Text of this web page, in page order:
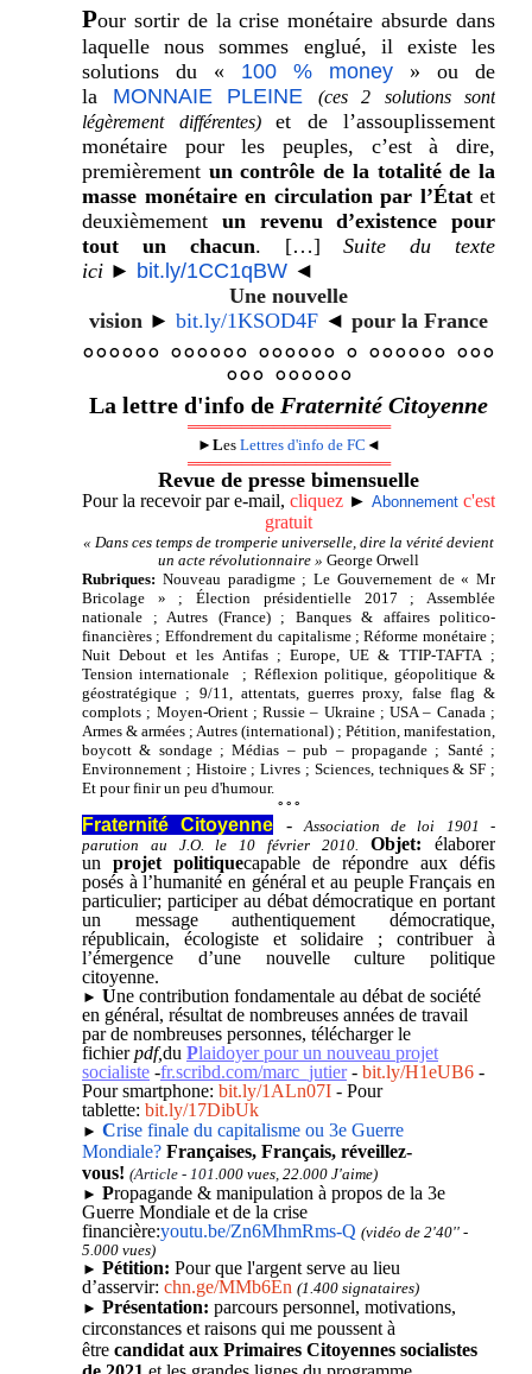
Pour sortir de la crise monétaire absurde dans
laquelle nous sommes englué, il existe les
solutions du « 100 % money » ou de
la MONNAIE PLEINE
(ces 2 solutions sont
légèrement différentes)
et de l’assouplissement
monétaire pour les peuples, c’est à dire,
premièrement un contrôle de la totalité de la
masse monétaire en circulation par l’Étatet
deuxièmement un revenu d’existence pour
tout un chacun. […]Suite du texte
ici ► bit.ly/1CC1qBW ◄
Une nouvelle
vision ► bit.ly/1KSOD4F ◄ pour la France
°°°°°° °°°°°° °°°°°° ° °°°°°° °°°
°°° °°°°°°
La lettre d'info de Fraternité Citoyenne
═══════════════════
► Les Lettres d'info de FC ◄
═══════════════════
Revue de presse bimensuelle
Pour la recevoir par e-mail, cliquez ► Abonnement c'est
gratuit
« Dans ces temps de tromperie universelle, dire la vérité devient
un acte révolutionnaire » George Orwell
Rubriques: Nouveau paradigme ; Le Gouvernement de « Mr
Bricolage » ; Élection présidentielle 2017 ; Assemblée
nationale ; Autres (France) ; Banques & affaires politico-
financières ; Effondrement du capitalisme ; Réforme monétaire ;
Nuit Debout et les Antifas ; Europe, UE & TTIP-TAFTA ;
Tension internationale ; Réflexion politique, géopolitique &
géostratégique ; 9/11, attentats, guerres proxy, false flag &
complots ; Moyen-Orient ; Russie – Ukraine ; USA – Canada ;
Armes & armées ; Autres (international) ; Pétition, manifestation,
boycott & sondage ; Médias – pub – propagande ; Santé ;
Environnement ; Histoire ; Livres ; Sciences, techniques & SF ;
Et pour finir un peu d'humour.
° ° °
Fraternité Citoyenne - Association de loi 1901 -
parution au J.O. le 10 février 2010.
Objet: élaborer
un projet politiquecapable de répondre aux défis
posés à l’humanité en général et au peuple Français en
particulier; participer au débat démocratique en portant
un message authentiquement démocratique,
républicain, écologiste et solidaire ; contribuer à
l’émergence d’une nouvelle culture politique
citoyenne.
► Une contribution fondamentale au débat de société
en général, résultat de nombreuses années de travail
par de nombreuses personnes, télécharger le
fichierpdf,du Plaidoyer pour un nouveau projet
socialiste -fr.scribd.com/marc_jutier- bit.ly/H1eUB6 -
Pour smartphone: bit.ly/1ALn07I - Pour
tablette: bit.ly/17DibUk
► Crise finale du capitalisme ou 3e Guerre
Mondiale? Françaises, Français, réveillez-
vous! (Article - 101.000 vues, 22.000 J'aime)
► Propagande & manipulation à propos de la 3e
Guerre Mondiale et de la crise
financière:youtu.be/Zn6MhmRms-Q (vidéo de 2'40'' -
5.000 vues)
► Pétition: Pour que l'argent serve au lieu
d’asservir: chn.ge/MMb6En (1.400 signataires)
► Présentation: parcours personnel, motivations,
circonstances et raisons qui me poussent à
être candidat aux Primaires Citoyennes socialistes